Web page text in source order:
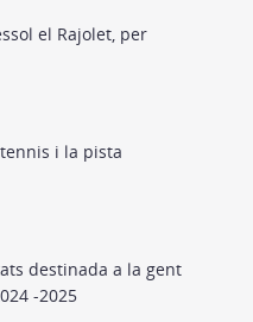
el Rajolet, per
i la pista
destinada a la gent
-2025